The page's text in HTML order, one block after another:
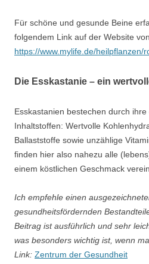
Für schöne und gesunde Beine
folgendem Link auf der Website von
https://www.mylife.de/heilpflanzen/
Die Esskastanie – ein
Esskastanien bestechen durch
Inhaltstoffen: Wertvolle
Ballaststoffe sowie unzählige
finden hier also nahezu alle
einem köstlichen Geschmack
Ich empfehle einen
gesundheitsfördernden
Beitrag ist ausführlich und sehr
was besonders wichtig ist, wenn
Link: Zentrum der Gesundheit